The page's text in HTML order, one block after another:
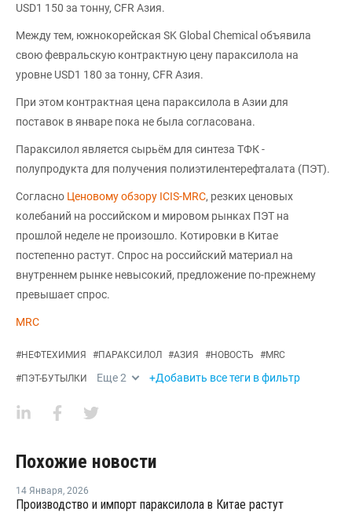
USD1 150 за тонну, CFR Азия.
Между тем, южнокорейская SK Global Chemical объявила
свою февральскую контрактную цену параксилола на
уровне USD1 180 за тонну, CFR Азия.
При этом контрактная цена параксилола в Азии для
поставок в январе пока не была согласована.
Параксилол является сырьём для синтеза ТФК -
полупродукта для получения полиэтилентерефталата (ПЭТ).
Согласно Ценовому обзору ICIS-MRC, резких ценовых
колебаний на российском и мировом рынках ПЭТ на
прошлой неделе не произошло. Котировки в Китае
постепенно растут. Спрос на российский материал на
внутреннем рынке невысокий, предложение по-прежнему
превышает спрос.
MRC
#НЕФТЕХИМИЯ #ПАРАКСИЛОЛ #АЗИЯ #НОВОСТЬ #MRC
#ПЭТ-БУТЫЛКИ Еще2 +Добавить все теги в фильтр
Похожие новости
14 Января, 2026
Производство и импорт параксилола в Китае растут